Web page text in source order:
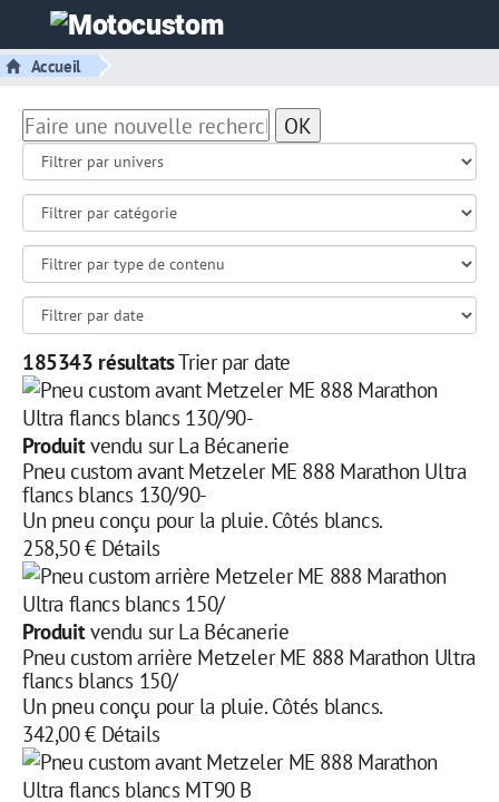
Accueil
OK
185343 résultatsTrier par date
Produitvendu sur La Bécanerie
Pneu custom avant Metzeler ME 888 Marathon Ultra
flancs blancs 130/90-
Un pneu conçu pour la pluie. Côtés blancs.
258,50 € Détails
Produitvendu sur La Bécanerie
Pneu custom arrière Metzeler ME 888 Marathon Ultra
flancs blancs 150/
Un pneu conçu pour la pluie. Côtés blancs.
342,00 € Détails